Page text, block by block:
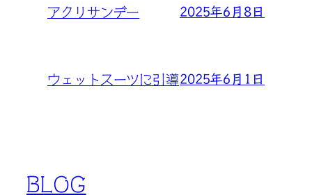
アクリサンデー 2025年6月8日
ウェットスーツに引導2025年6月1日
BLOG